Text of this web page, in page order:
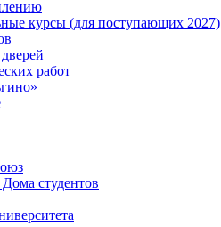
курсы (для поступающих 2027)
работ
студентов